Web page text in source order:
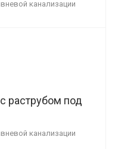
канализации
раструбом под
канализации